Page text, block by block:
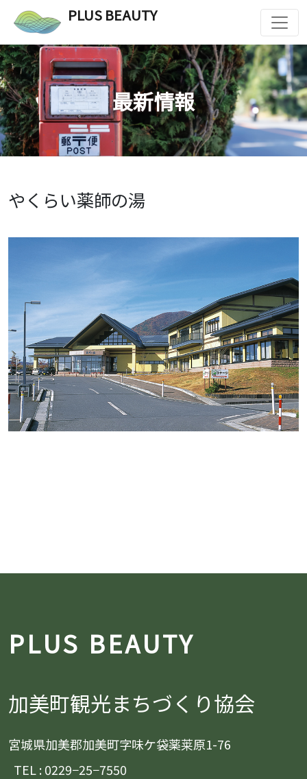
PLUS BEAUTY
最新情報
やくらい薬師の湯
PLUS BEAUTY
加美町観光まちづくり協会
宮城県加美郡加美町字味ケ袋薬莱原1-76
TEL : 0229−25−7550